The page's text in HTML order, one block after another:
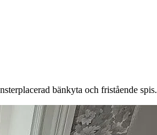
bänkyta och fristående spis.